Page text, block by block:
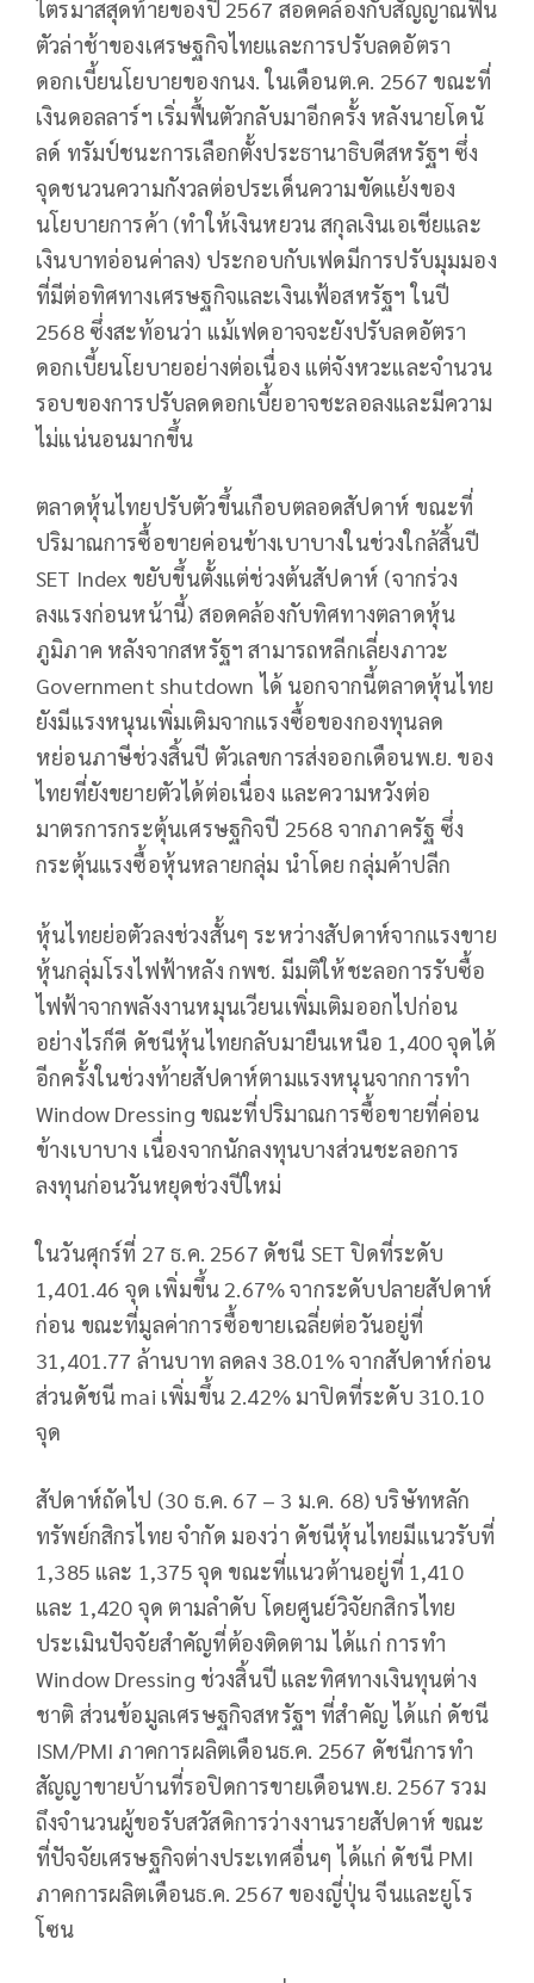
ไตรมาสสุดท้ายของปี 2567 สอดคล้องกับสัญญาณฟื้น
ตัวล่าช้าของเศรษฐกิจไทยและการปรับลดอัตรา
ดอกเบี้ยนโยบายของกนง. ในเดือนต.ค. 2567 ขณะที่
เงินดอลลาร์ฯ เริ่มฟื้นตัวกลับมาอีกครั้ง หลังนายโดนั
ลด์ ทรัมป์ชนะการเลือกตั้งประธานาธิบดีสหรัฐฯ ซึ่ง
จุดชนวนความกังวลต่อประเด็นความขัดแย้งของ
นโยบายการค้า (ทำให้เงินหยวน สกุลเงินเอเชียและ
เงินบาทอ่อนค่าลง) ประกอบกับเฟดมีการปรับมุมมอง
ที่มีต่อทิศทางเศรษฐกิจและเงินเฟ้อสหรัฐฯ ในปี
2568 ซึ่งสะท้อนว่า แม้เฟดอาจจะยังปรับลดอัตรา
ดอกเบี้ยนโยบายอย่างต่อเนื่อง แต่จังหวะและจำนวน
รอบของการปรับลดดอกเบี้ยอาจชะลอลงและมีความ
ไม่แน่นอนมากขึ้น
ตลาดหุ้นไทยปรับตัวขึ้นเกือบตลอดสัปดาห์ ขณะที่
ปริมาณการซื้อขายค่อนข้างเบาบางในช่วงใกล้สิ้นปี
SET Index ขยับขึ้นตั้งแต่ช่วงต้นสัปดาห์ (จากร่วง
ลงแรงก่อนหน้านี้) สอดคล้องกับทิศทางตลาดหุ้น
ภูมิภาค หลังจากสหรัฐฯ สามารถหลีกเลี่ยงภาวะ
Government shutdown ได้ นอกจากนี้ตลาดหุ้นไทย
ยังมีแรงหนุนเพิ่มเติมจากแรงซื้อของกองทุนลด
หย่อนภาษีช่วงสิ้นปี ตัวเลขการส่งออกเดือนพ.ย. ของ
ไทยที่ยังขยายตัวได้ต่อเนื่อง และความหวังต่อ
มาตรการกระตุ้นเศรษฐกิจปี 2568 จากภาครัฐ ซึ่ง
กระตุ้นแรงซื้อหุ้นหลายกลุ่ม นำโดย กลุ่มค้าปลีก
หุ้นไทยย่อตัวลงช่วงสั้นๆ ระหว่างสัปดาห์จากแรงขาย
หุ้นกลุ่มโรงไฟฟ้าหลัง กพช. มีมติให้ชะลอการรับซื้อ
ไฟฟ้าจากพลังงานหมุนเวียนเพิ่มเติมออกไปก่อน
อย่างไรก็ดี ดัชนีหุ้นไทยกลับมายืนเหนือ 1,400 จุดได้
อีกครั้งในช่วงท้ายสัปดาห์ตามแรงหนุนจากการทำ
Window Dressing ขณะที่ปริมาณการซื้อขายที่ค่อน
ข้างเบาบาง เนื่องจากนักลงทุนบางส่วนชะลอการ
ลงทุนก่อนวันหยุดช่วงปีใหม่
ในวันศุกร์ที่ 27 ธ.ค. 2567 ดัชนี SET ปิดที่ระดับ
1,401.46 จุด เพิ่มขึ้น 2.67% จากระดับปลายสัปดาห์
ก่อน ขณะที่มูลค่าการซื้อขายเฉลี่ยต่อวันอยู่ที่
31,401.77 ล้านบาท ลดลง 38.01% จากสัปดาห์ก่อน
ส่วนดัชนี mai เพิ่มขึ้น 2.42% มาปิดที่ระดับ 310.10
จุด
สัปดาห์ถัดไป (30 ธ.ค. 67 – 3 ม.ค. 68) บริษัทหลัก
ทรัพย์กสิกรไทย จำกัด มองว่า ดัชนีหุ้นไทยมีแนวรับที่
1,385 และ 1,375 จุด ขณะที่แนวต้านอยู่ที่ 1,410
และ 1,420 จุด ตามลำดับ โดยศูนย์วิจัยกสิกรไทย
ประเมินปัจจัยสำคัญที่ต้องติดตาม ได้แก่ การทำ
Window Dressing ช่วงสิ้นปี และทิศทางเงินทุนต่าง
ชาติ ส่วนข้อมูลเศรษฐกิจสหรัฐฯ ที่สำคัญ ได้แก่ ดัชนี
ISM/PMI ภาคการผลิตเดือนธ.ค. 2567 ดัชนีการทำ
สัญญาขายบ้านที่รอปิดการขายเดือนพ.ย. 2567 รวม
ถึงจำนวนผู้ขอรับสวัสดิการว่างงานรายสัปดาห์ ขณะ
ที่ปัจจัยเศรษฐกิจต่างประเทศอื่นๆ ได้แก่ ดัชนี PMI
ภาคการผลิตเดือนธ.ค. 2567 ของญี่ปุ่น จีนและยูโร
โซน